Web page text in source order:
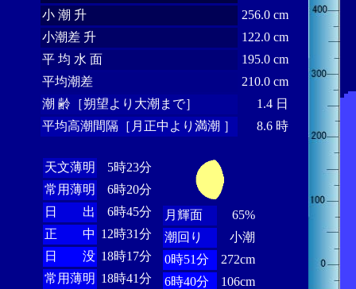
小 潮 升
256.0 cm
小潮差 升
122.0 cm
平 均 水 面
195.0 cm
平均潮差
210.0 cm
潮 齢［朔望より大潮まで］
1.4 日
平均高潮間隔［月正中より満潮 ］
8.6 時
天文薄明
5時23分
常用薄明
6時20分
日 出
6時45分
正 中 12時31分
日 没 18時17分
常用薄明 18時41分
月輝面
65%
潮回り
小潮
0時51分
272cm
6時40分
106cm